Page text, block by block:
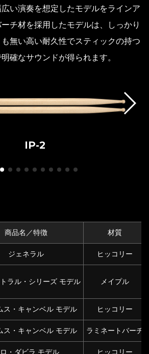
い演奏を想定したモデルをラインア
チ材を採用したモデルは、しっかり
無い高い耐久性でスティックの持つ
確なサウンドが得られます。
IP-JC〈JAMES CAMPBELL
商品名／特徴 材質
ジェネラル ヒッコリー
ラル・シリーズ モデル メイプル
ス・キャンベル モデル ヒッコリー
ス・キャンベル モデル ラミネートバーチ
・ダビラ モデル ヒッコリー